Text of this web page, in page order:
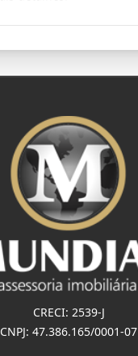
CRECI: 2539-J
CNPJ: 47.386.165/0001-07